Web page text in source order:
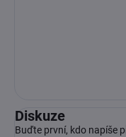
Diskuze
Buďte první, kdo napíše